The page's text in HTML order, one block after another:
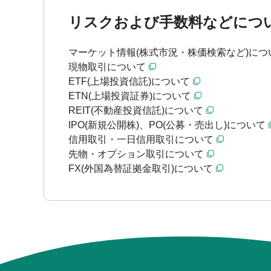
リスクおよび手数料などにつ
マーケット情報(株式市況・株価検索など)につ
現物取引について
ETF(上場投資信託)について
ETN(上場投資証券)について
REIT(不動産投資信託)について
IPO(新規公開株)、PO(公募・売出し)について
信用取引・一日信用取引について
先物・オプション取引について
FX(外国為替証拠金取引)について